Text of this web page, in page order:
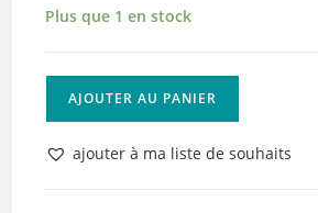
Plus que 1 en stock
Kit
Papiers
AJOUTER AU PANIER
ajouter à ma liste de souhaits